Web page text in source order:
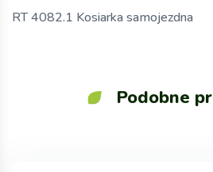
RT 4082.1 Kosiarka samojezdna
Podobne